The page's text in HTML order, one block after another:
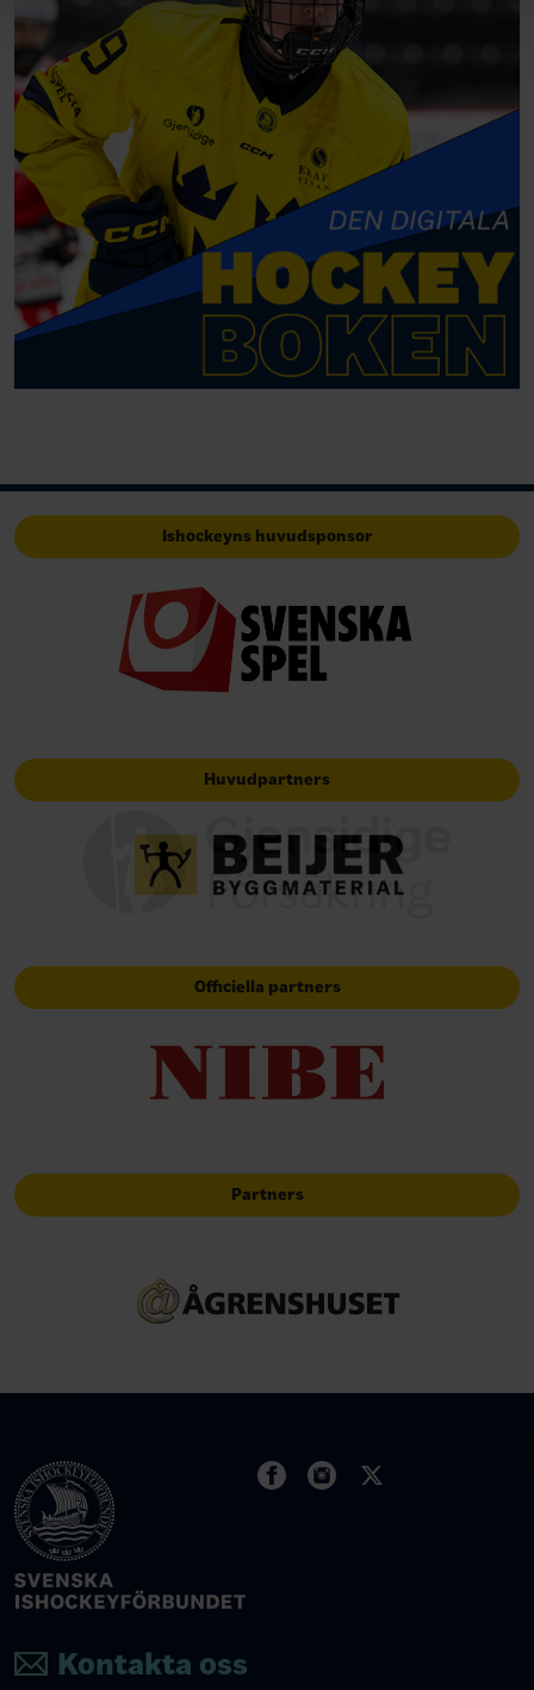
Ishockeyns huvudsponsor
Huvudpartners
Officiella partners
Partners
Kontakta oss